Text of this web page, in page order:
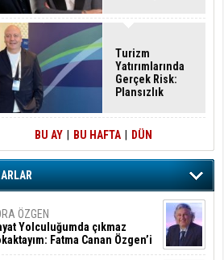
Turizm
Yatırımlarında
Gerçek Risk:
Plansızlık
BU AY BU HAFTA DÜN
ÖZGEN
Yolculuğumda çıkmaz
Fatma Canan Özgen’i